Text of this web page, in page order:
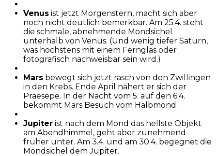
Venus ist jetzt Morgenstern, macht sich aber
noch nicht deutlich bemerkbar. Am 25.4. steht
die schmale, abnehmende Mondsichel
unterhalb von Venus. (Und wenig tiefer Saturn,
was höchstens mit einem Fernglas oder
fotografisch nachweisbar sein wird.)
Mars bewegt sich jetzt rasch von den Zwillingen
in den Krebs. Ende April nähert er sich der
Praesepe. In der Nacht vom 5. auf den 6.4.
bekommt Mars Besuch vom Halbmond.
Jupiter ist nach dem Mond das hellste Objekt
am Abendhimmel, geht aber zunehmend
früher unter. Am 3.4. und am 30.4. begegnet die
Mondsichel dem Jupiter.